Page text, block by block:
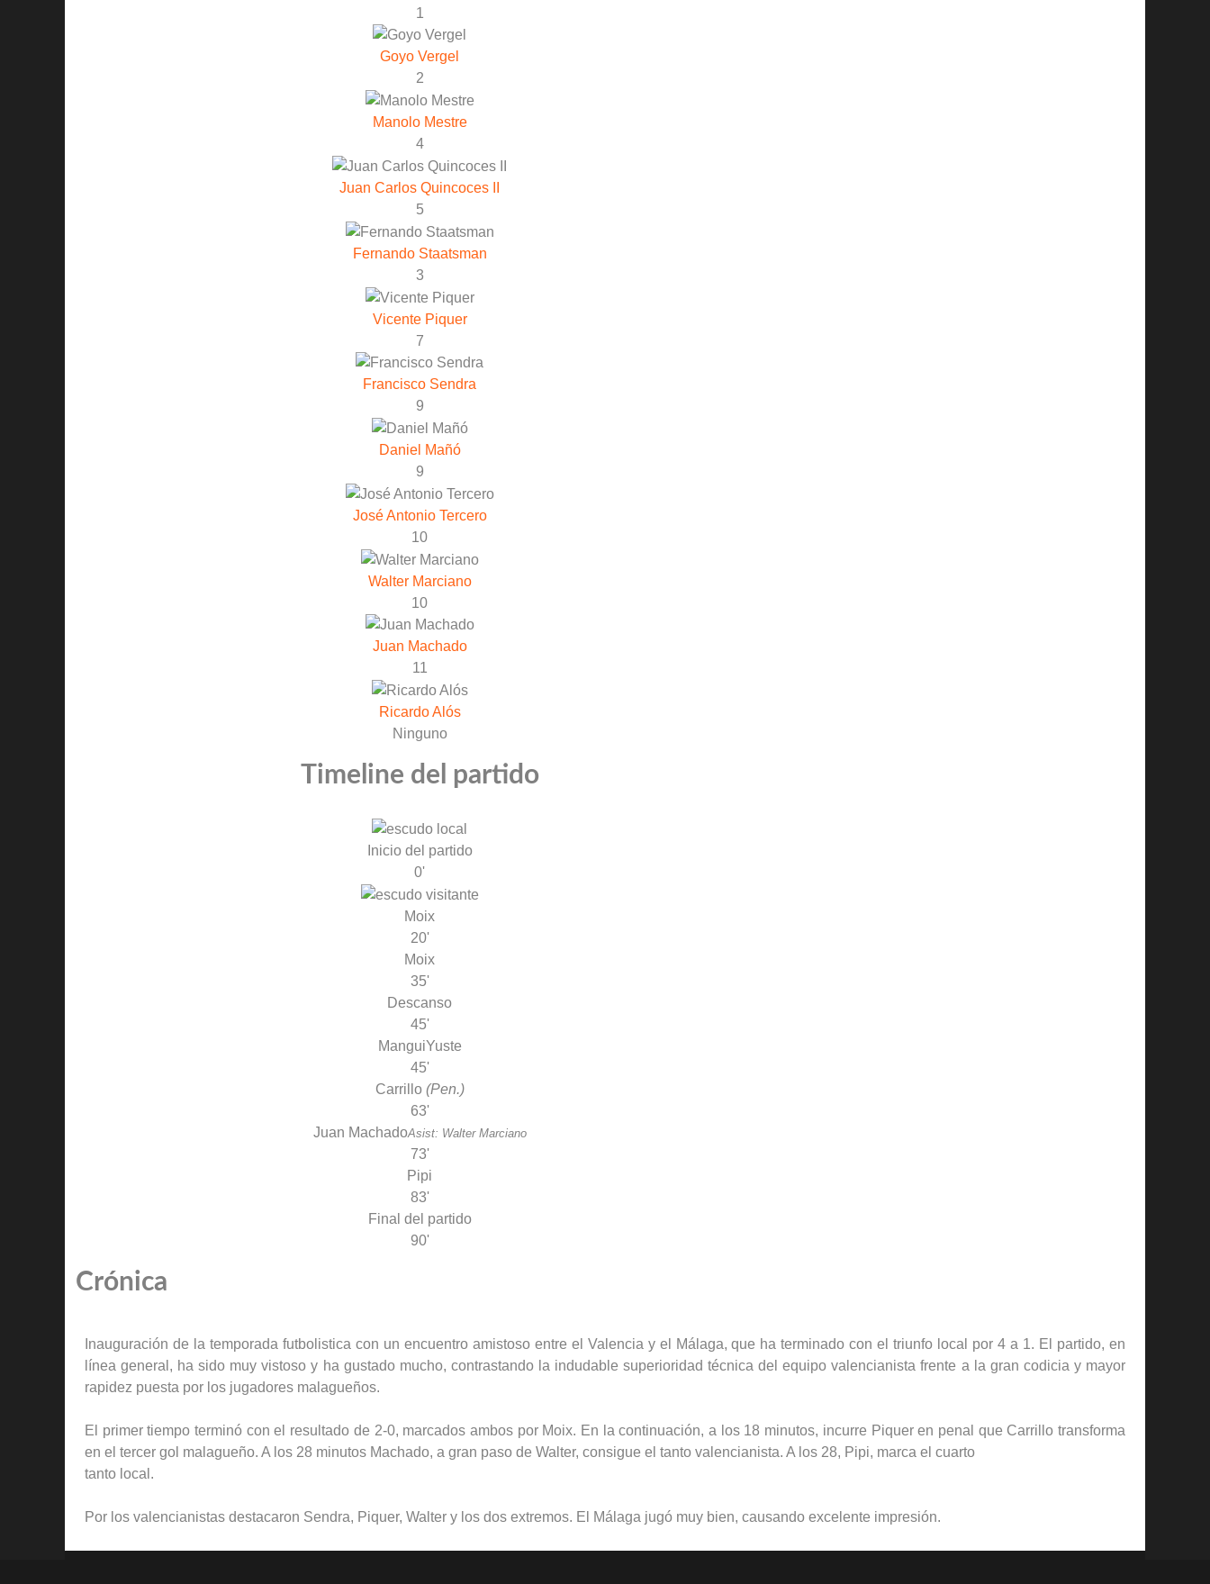
1
Goyo Vergel
2
Manolo Mestre
4
Juan Carlos Quincoces II
5
Fernando Staatsman
3
Vicente Piquer
7
Francisco Sendra
9
Daniel Mañó
9
José Antonio Tercero
10
Walter Marciano
10
Juan Machado
11
Ricardo Alós
Ninguno
Timeline del partido
Inicio del partido
0'
Moix
20'
Moix
35'
Descanso
45'
ManguiYuste
45'
Carrillo (Pen.)
63'
Juan MachadoAsist: Walter Marciano
73'
Pipi
83'
Final del partido
90'
Crónica
Inauguración de la temporada futbolistica con un encuentro amistoso entre el Valencia y el Málaga, que ha terminado con el triunfo local por 4 a 1. El partido, en
línea general, ha sido muy vistoso y ha gustado mucho, contrastando la indudable superioridad técnica del equipo valencianista frente a la gran codicia y mayor
rapidez puesta por los jugadores malagueños.
El primer tiempo terminó con el resultado de 2-0, marcados ambos por Moix. En la continuación, a los 18 minutos, incurre Piquer en penal que Carrillo transforma
en el tercer gol malagueño. A los 28 minutos Machado, a gran paso de Walter, consigue el tanto valencianista. A los 28, Pipi, marca el cuarto
tanto local.
Por los valencianistas destacaron Sendra, Piquer, Walter y los dos extremos. El Málaga jugó muy bien, causando excelente impresión.